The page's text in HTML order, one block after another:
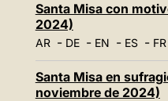
Santa Misa con
2024)
AR- DE- EN - ES- FR
Santa Misa en
noviembre de 2024)